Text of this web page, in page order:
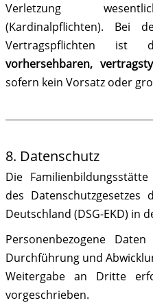
Verletzung
(Kardinalpflichten). Bei
Vertragspflichten
vorhersehbaren,
sofern kein Vorsatz oder
8. Datenschutz
Die
des Datenschutzgesetzes
Deutschland (DSG-EKD) in
Personenbezogene
Durchführung und
Weitergabe an Dritte
vorgeschrieben.